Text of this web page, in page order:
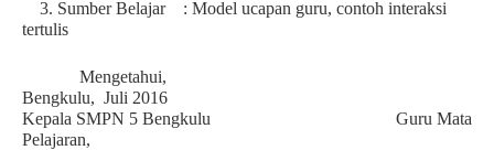
3. Sumber Belajar : Model ucapan guru, contoh interaksi
tertulis
Mengetahui,
Bengkulu, Juli 2016
Kepala SMPN 5 Bengkulu Guru Mata
Pelajaran,